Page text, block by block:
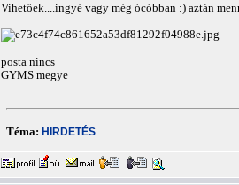
Vihetőek....ingyé vagy még ócóbban :) aztán
posta nincs
GYMS megye
Téma: HIRDETÉS